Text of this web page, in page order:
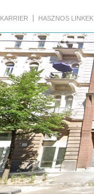
KARRIER HASZNOS LINKEK